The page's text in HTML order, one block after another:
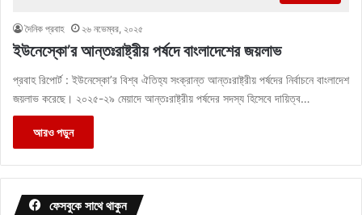
দৈনিক প্রবাহ ২৬ নভেম্বর, ২০২৫
ইউনেস্কো’র আন্তঃরাষ্ট্রীয় পর্ষদে বাংলাদেশের জয়লাভ
প্রবাহ রিপোর্ট : ইউনেস্কো’র বিশ্ব ঐতিহ্য সংক্রান্ত আন্তঃরাষ্ট্রীয় পর্ষদের নির্বাচনে বাংলাদেশ
জয়লাভ করেছে। ২০২৫-২৯ মেয়াদে আন্তঃরাষ্ট্রীয় পর্ষদের সদস্য হিসেবে দায়িত্ব…
আরও পড়ুন
ফেসবুকে সাথে থাকুন